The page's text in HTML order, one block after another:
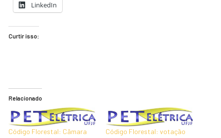
LinkedIn
Curtir isso:
Relacionado
Código Florestal: Câmara
Código Florestal: votação